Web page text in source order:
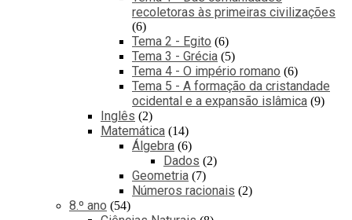
recoletoras às primeiras civilizações
6
Tema 2 - Egito 6
Tema 3 - Grécia 5
Tema 4 - O império romano 6
Tema 5 - A formação da cristandade
ocidental e a expansão islâmica 9
Inglês 2
Matemática 14
Álgebra 6
Dados 2
Geometria 7
Números racionais 2
8.º ano 54